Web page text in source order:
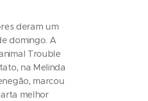
deram um
domingo. A
Trouble
na Melinda
marcou
melhor